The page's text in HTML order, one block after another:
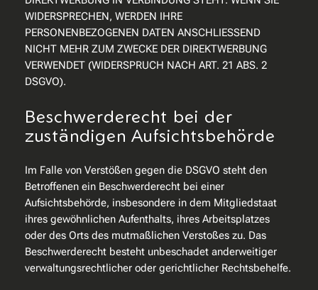
WIDERSPRECHEN, WERDEN IHRE
PERSONENBEZOGENEN DATEN ANSCHLIESSEND
NICHT MEHR ZUM ZWECKE DER DIREKTWERBUNG
VERWENDET (WIDERSPRUCH NACH ART. 21 ABS. 2
DSGVO).
Beschwerde­recht bei der
zuständigen Aufsichts­behörde
Im Falle von Verstößen gegen die DSGVO steht den
Betroffenen ein Beschwerderecht bei einer
Aufsichtsbehörde, insbesondere in dem Mitgliedstaat
ihres gewöhnlichen Aufenthalts, ihres Arbeitsplatzes
oder des Orts des mutmaßlichen Verstoßes zu. Das
Beschwerderecht besteht unbeschadet anderweitiger
verwaltungsrechtlicher oder gerichtlicher Rechtsbehelfe.